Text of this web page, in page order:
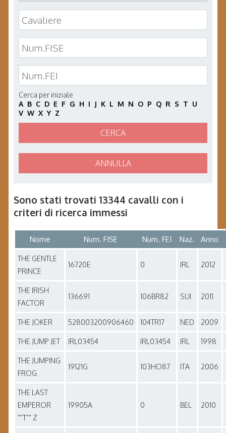
Cerca per iniziale
A B C D E F G H I J K L M N O P Q R S T U
V W X Y Z
CERCA
ANNULLA
Sono stati trovati 13344 cavalli con i
criteri di ricerca immessi
Nome Num. FISE Num. FEI Naz. Anno
THE GENTLE
PRINCE
16720E 0 IRL 2012
THE IRISH
FACTOR
136691 106BR82 SUI 2011
THE JOKER 528003200906460 104TR17 NED 2009
THE JUMP JET IRL03454 IRL03454 IRL 1998
THE JUMPING
FROG
19121G 103HO87 ITA 2006
THE LAST
EMPEROR
""T"" Z
19905A 0 BEL 2010